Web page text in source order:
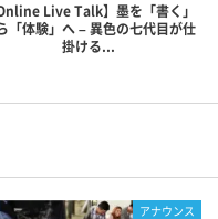
Online Live Talk】墨を「書く」
「体験」へ – 異色の七代目が仕
掛ける...
アナウンス